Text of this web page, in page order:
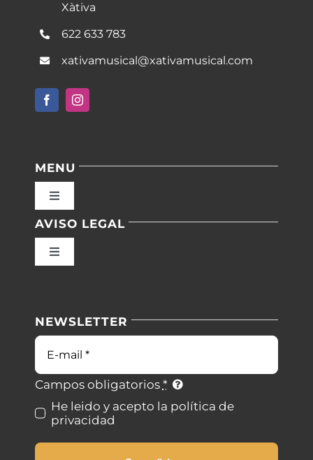
Xàtiva
622 633 783
xativamusical@xativamusical.com
MENU
Toggle
Inicio
Blog
Contacto
AVISO LEGAL
Toggle
Condiciones de uso
Ley de cookies
Desistimiento
NEWSLETTER
Correo
electrónico
Campos obligatorios *
He leido y acepto la política de
privacidad